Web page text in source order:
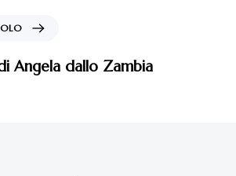
Angela dallo Zambia